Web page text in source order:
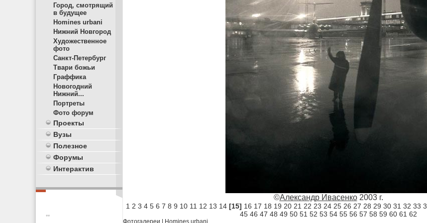
Город, смотрящий
в будущее
Homines urbani
Нижний Новгород
Художественное
фото
Санкт-Петербург
Твари божьи
Граффика
Новогодний
Нижний...
Портреты
Фото форум
Проекты
Вузы
Полезное
Форумы
Интерактив
**
©Александр Ивасенко2003 г.
1 2 3 4 5 6 7 8 9 10 11 12 13 14 [15] 16 17 18 19 20 21 22 23 24 25 26 27 28 29 30 31 32 33
45 46 47 48 49 50 51 52 53 54 55 56 57 58 59 60 61 62
Фотогалереи Homines urbani